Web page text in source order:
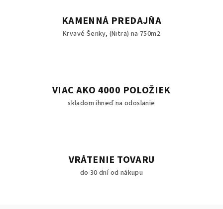
KAMENNÁ PREDAJŇA
Krvavé Šenky, (Nitra) na 750m2
VIAC AKO 4000 POLOŽIEK
skladom ihneď na odoslanie
VRÁTENIE TOVARU
do 30 dní od nákupu